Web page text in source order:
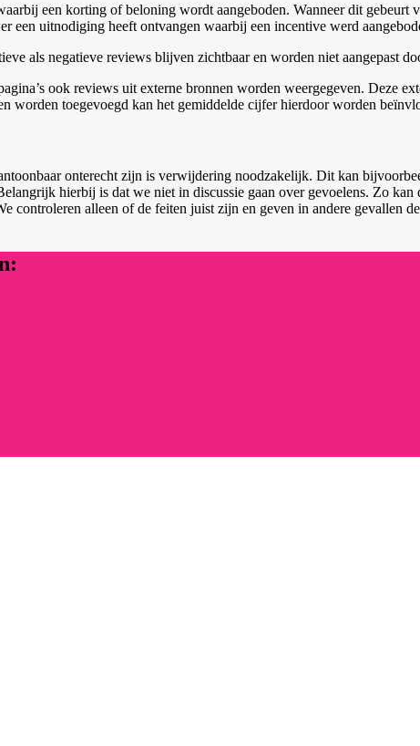
een korting of beloning wordt aangeboden. Wanneer dit
een uitnodiging heeft ontvangen waarbij een incentive werd
als negatieve reviews blijven zichtbaar en worden niet aangepast
ook reviews uit externe bronnen worden weergegeven. Deze
worden toegevoegd kan het gemiddelde cijfer hierdoor worden
onterecht zijn is verwijdering noodzakelijk. Dit kan
hierbij is dat we niet in discussie gaan over gevoelens. Zo kan
controleren alleen of de feiten juist zijn en geven in andere gevallen